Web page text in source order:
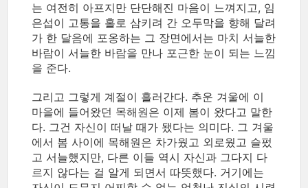
는 여전히 아프지만 단단해진 마음이 느껴지고, 임
은섭이 고통을 홀로 삼키려 간 오두막을 향해 달려
가 한 달음에 포옹하는 그 장면에서는 마치 서늘한
바람이 서늘한 바람을 만나 포근한 눈이 되는 느낌
을 준다.
그리고 그렇게 계절이 흘러간다. 추운 겨울에 이
마을에 들어왔던 목해원은 이제 봄이 왔다고 말한
다. 그건 자신이 떠날 때가 됐다는 의미다. 그 겨울
에서 봄 사이에 목해원은 차가웠고 외로웠고 슬펐
고 서늘했지만, 다른 이들 역시 자신과 그다지 다
르지 않다는 걸 알게 되면서 따뜻했다. 거기에는